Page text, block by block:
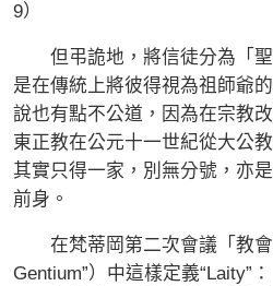
9）
但弔詭地，將信徒分為「聖
是在傳統上將彼得視為祖師爺
說也有點不公道，因為在宗教
東正教在公元十一世紀從大公
其實只得一家，別無分號，亦
前身。
在梵蒂岡第二次會議「教會
Gentium”）中這樣定義“Laity”